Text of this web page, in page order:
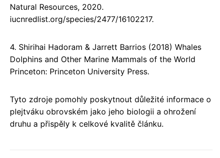
Natural Resources, 2020.
iucnredlist.org/species/2477/16102217.
4. Shirihai Hadoram & Jarrett Barrios (2018) Whales
Dolphins and Other Marine Mammals of the World
Princeton: Princeton University Press.
Tyto zdroje pomohly poskytnout důležité informace o
plejtváku obrovském jako jeho biologii a ohrožení
druhu a přispěly k celkové kvalitě článku.